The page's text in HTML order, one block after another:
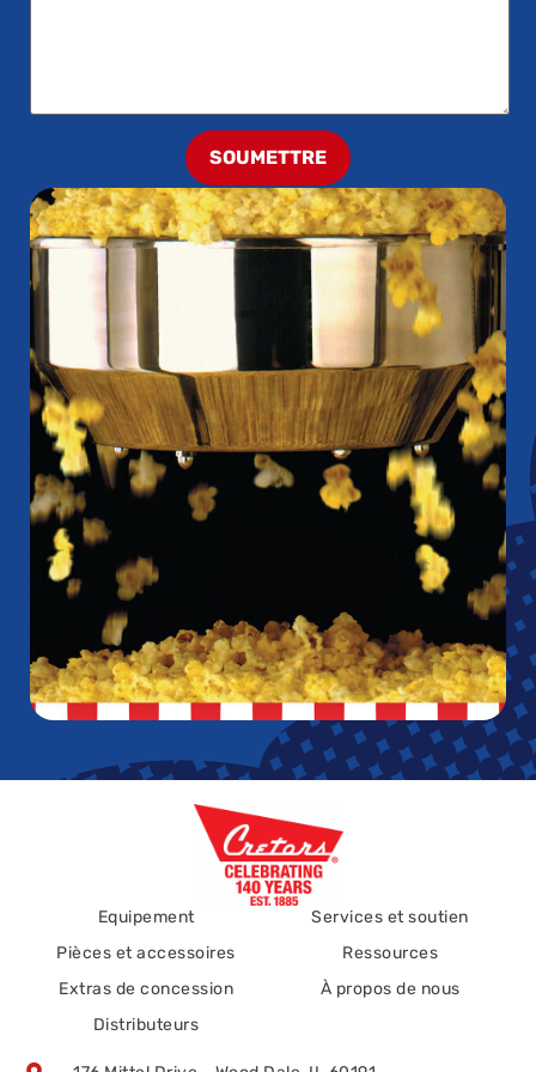
SOUMETTRE
Equipement
Pièces et accessoires
Extras de concession
Distributeurs
Services et soutien
Ressources
À propos de nous